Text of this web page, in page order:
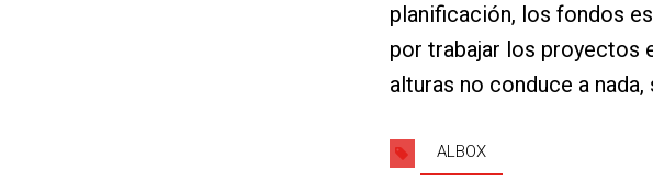
planificación, los fondos
por trabajar los proyectos
alturas no conduce a
ALBOX